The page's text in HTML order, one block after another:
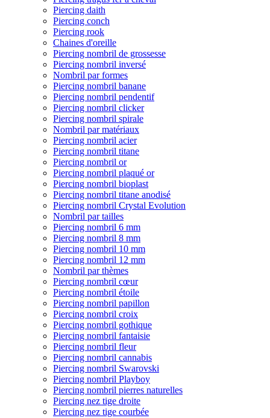
Piercing daith
Piercing conch
Piercing rook
Chaines d'oreille
Piercing nombril de grossesse
Piercing nombril inversé
Nombril par formes
Piercing nombril banane
Piercing nombril pendentif
Piercing nombril clicker
Piercing nombril spirale
Nombril par matériaux
Piercing nombril acier
Piercing nombril titane
Piercing nombril or
Piercing nombril plaqué or
Piercing nombril bioplast
Piercing nombril titane anodisé
Piercing nombril Crystal Evolution
Nombril par tailles
Piercing nombril 6 mm
Piercing nombril 8 mm
Piercing nombril 10 mm
Piercing nombril 12 mm
Nombril par thèmes
Piercing nombril cœur
Piercing nombril étoile
Piercing nombril papillon
Piercing nombril croix
Piercing nombril gothique
Piercing nombril fantaisie
Piercing nombril fleur
Piercing nombril cannabis
Piercing nombril Swarovski
Piercing nombril Playboy
Piercing nombril pierres naturelles
Piercing nez tige droite
Piercing nez tige courbée